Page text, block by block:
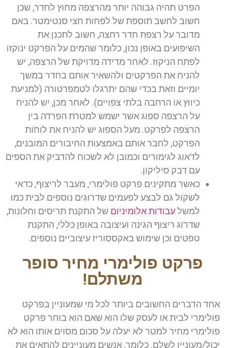
הפרט תהיה גבוהה יותר מהרצפה מחוץ לחדר, שכן
חשוב לחשב תוספת של לפחות חצי סנטימטר. באם
מדובר על רצפת חדר רחצה, חשוב לתכנן את
השיפועים באופן נכון, כלומר שהמים על הפרקט ינוקזו
לפתח הניקוז. לאחר מדידה מדויקת של הרצפה, יש
להניח את הפרקטים ולהשאיר אותם בחדר במשך
יומיים וזאת בכדי שהם יתרגלו לטמפרטורה (למניעת
כיווץ או הרחבה בלתי צפויים). לאחר מכן, יש להניח
על הרצפה ספוג אשר ישמש למטרת הפרדה בין
הרצפה לפרקט. מעל הספוג יש להניח את לוחות
הפרקט, לחבר אותם באמצעות החיבורים המובנים,
לדאוג לגימורים וכמובן לא לשכוח להדביק את הספים
עם דבק סיליקון.
כאשר מתקינים פרקט פולימרי, מעבר לריצוף, כדאי
לשקול גם לבצע לפעמים שדרוגים נוספים לבית כמו
למשלעבודות אלומיניום של התקנת תריסים וחלונות,
שדרוג ריצוף הגינה ועיצובה באופן כללי, התקנת
טפטים וכן שימוש באקססוריז עיצוביים נוספים.
פרקט פולימרי מחיר סופר
משתלם!
אחד הדברים החשובים ביותר לכל מי שמעוניין בפרקט
פולימרי לבית או לעסק שלו הוא שאם הוא בוחר פרקט
פולימרי מחיר למטר לא יעלה על סכום מסוים אותו הוא לא
יכול/מעוניין לשלם. כלומר, אנשים מעוניינים להתאים את